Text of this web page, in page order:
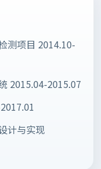
测项目 2014.10-
2015.04-2015.07
计与实现